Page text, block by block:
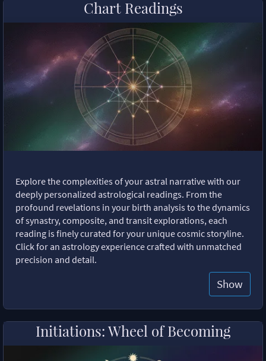
Chart Readings
Explore the complexities of your astral narrative with our
deeply personalized astrological readings. From the
profound revelations in your birth analysis to the dynamics
of synastry, composite, and transit explorations, each
reading is finely curated for your unique cosmic storyline.
Click for an astrology experience crafted with unmatched
precision and detail.
Show
Initiations: Wheel of Becoming